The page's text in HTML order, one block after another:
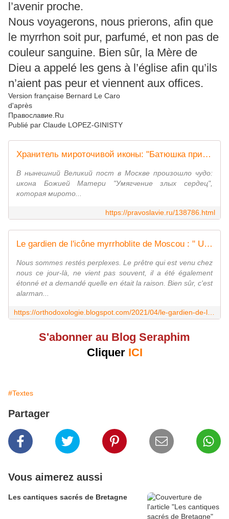
l’avenir proche.
Nous voyagerons, nous prierons, afin que
le myrrhon soit pur, parfumé, et non pas de
couleur sanguine. Bien sûr, la Mère de
Dieu a appelé les gens à l’église afin qu’ils
n’aient pas peur et viennent aux offices.
Version française Bernard Le Caro
d'après
Православие.Ru
Publié par Claude LOPEZ-GINISTY
Хранитель мироточивой иконы: "Батюшка приехал к нам за миром, и мы увидели, что ватка - красная". Сергей Фомин / Православие.Ru
В нынешний Великий пост в Москве произошло чудо:
икона Божией Матери "Умягчение злых сердец",
которая мирото...
https://pravoslavie.ru/138786.html
Le gardien de l'icône myrrhoblite de Moscou : " Un prêtre est venu pour recueillir du myrrhon, et nous avons vu que le coton était rouge "
Nous sommes restés perplexes. Le prêtre qui est venu chez
nous ce jour-là, ne vient pas souvent, il a été également
étonné et a demandé quelle en était la raison. Bien sûr, c'est
alarman...
S'abonner au Blog Seraphim
Cliquer ICI
#Textes
Partager
Vous aimerez aussi
Les cantiques sacrés de Bretagne